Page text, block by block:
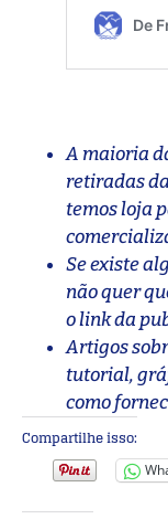
A maioria
retiradas
temos loja
Se existe
não quer
o link da
Artigos
tutorial,
como
Compartilhe isso: